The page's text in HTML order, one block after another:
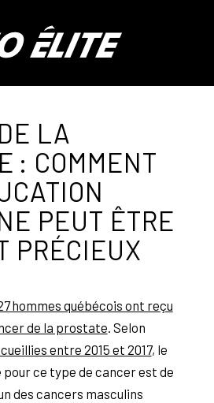
LA
: COMMENT
PEUT ÊTRE
PRÉCIEUX
hommes québécois ont reçu
de la prostate. Selon
entre 2015 et 2017, le
ce type de cancer est de
des cancers masculins